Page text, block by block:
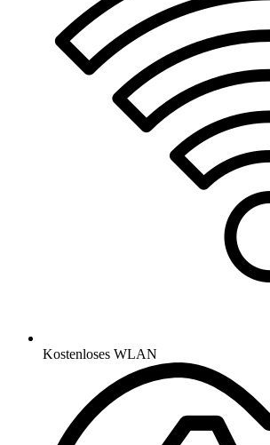
Kostenloses WLAN